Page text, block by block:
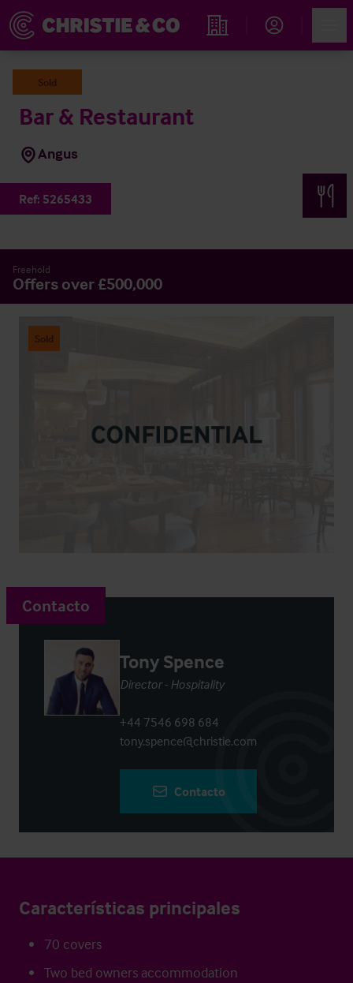
Propiedades
Sold
Bar & Restaurant
Angus
Ref: 5265433
Freehold
Offers over £500,000
Sold
Contacto
Tony Spence
Director - Hospitality
+44 7546 698 684
tony.spence@christie.com
Contacto
Características principales
70 covers
Two bed owners accommodation